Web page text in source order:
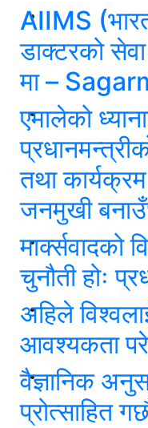
AIIMS
डाक्टरको
मा –
एमालेको
तथा
जनमुखी
चुनौती होः
अहिले
आवश्यकता
वैज्ञानिक
प्रोत्साहित